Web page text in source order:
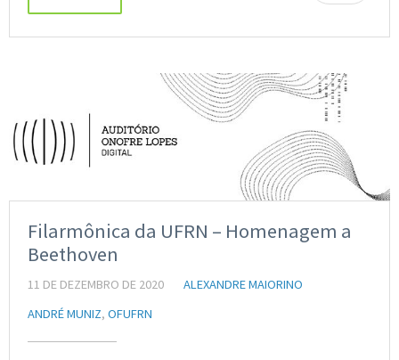
Filarmônica da UFRN – Homenagem a
Beethoven
11 DE DEZEMBRO DE 2020
ALEXANDRE MAIORINO
ANDRÉ MUNIZ, OFUFRN